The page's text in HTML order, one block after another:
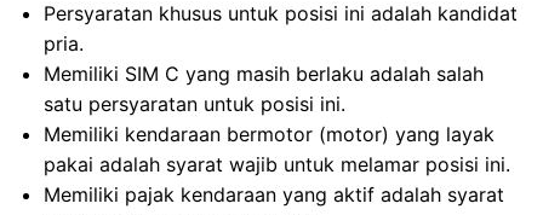
Persyaratan khusus untuk posisi ini adalah kandidat
pria.
Memiliki SIM C yang masih berlaku adalah salah
satu persyaratan untuk posisi ini.
Memiliki kendaraan bermotor (motor) yang layak
pakai adalah syarat wajib untuk melamar posisi ini.
Memiliki pajak kendaraan yang aktif adalah syarat